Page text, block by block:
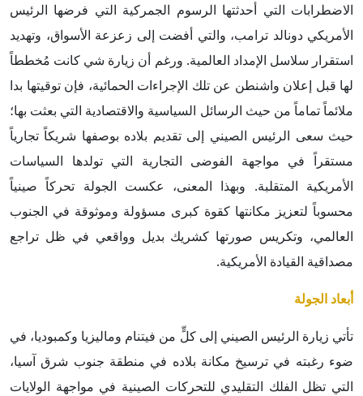
الاضطرابات التي أحدثتها الرسوم الجمركية التي فرضها الرئيس
الأمريكي دونالد ترامب، والتي أفضت إلى زعزعة الأسواق، وتهديد
استقرار سلاسل الإمداد العالمية. ورغم أن زيارة شي كانت مُخططاً
لها قبل إعلان واشنطن عن تلك الإجراءات الحمائية، فإن توقيتها بدا
ملائماً تماماً من حيث الرسائل السياسية والاقتصادية التي بعثت بها؛
حيث سعى الرئيس الصيني إلى تقديم بلاده بوصفها شريكاً تجارياً
مستقراً في مواجهة الفوضى التجارية التي تولدها السياسات
الأمريكية المتقلبة. وبهذا المعنى، عكست الجولة تحركاً صينياً
محسوباً لتعزيز مكانتها كقوة كبرى مسؤولة وموثوقة في الجنوب
العالمي، وتكريس صورتها كشريك بديل وواقعي في ظل تراجع
مصداقية القيادة الأمريكية.
أبعاد الجولة
تأتي زيارة الرئيس الصيني إلى كلٍّ من فيتنام وماليزيا وكمبوديا، في
ضوء رغبته في ترسيخ مكانة بلاده في منطقة جنوب شرق آسيا،
التي تظل الفلك التقليدي للتحركات الصينية في مواجهة الولايات